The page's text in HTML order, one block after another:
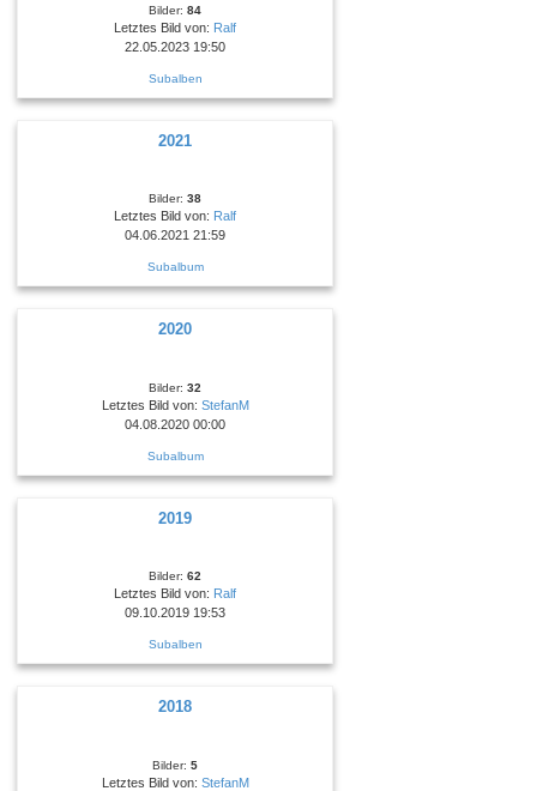
Bilder: 84
Letztes Bild von: Ralf
22.05.2023 19:50
Subalben
2021
Bilder: 38
Letztes Bild von: Ralf
04.06.2021 21:59
Subalbum
2020
Bilder: 32
Letztes Bild von: StefanM
04.08.2020 00:00
Subalbum
2019
Bilder: 62
Letztes Bild von: Ralf
09.10.2019 19:53
Subalben
2018
Bilder: 5
Letztes Bild von: StefanM